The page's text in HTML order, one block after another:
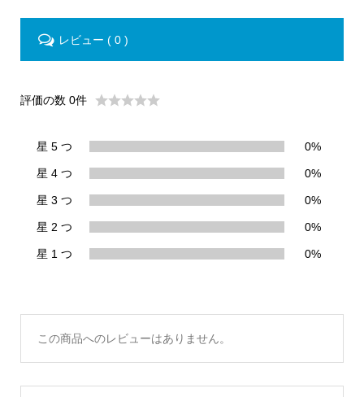
レビュー ( 0 )
評価の数 0件
星 5 つ 0%
星 4 つ 0%
星 3 つ 0%
星 2 つ 0%
星 1 つ 0%
この商品へのレビューはありません。